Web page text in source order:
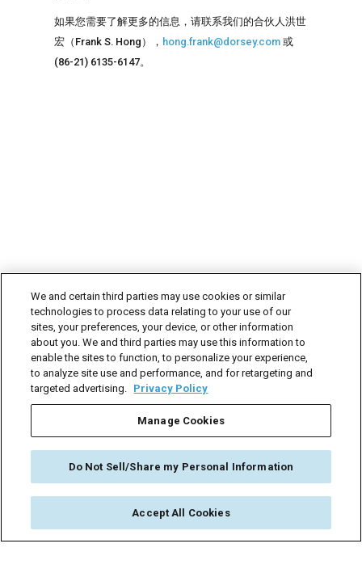
如果您需要了解更多的信息，请联系我们的合伙人洪世
宏（Frank S. Hong）， hong.frank@dorsey.com 或
(86-21) 6135-6147。
We and certain third parties may use cookies or similar
technologies to process data relating to your use of our
sites, your preferences, your device, or other information
about you. We and third parties may use this information to
enable the sites to function, to personalize your experience,
to analyze site use and performance, and for retargeting and
targeted advertising. Privacy Policy
Manage Cookies
Do Not Sell/Share my Personal Information
Accept All Cookies